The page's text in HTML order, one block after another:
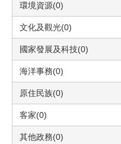
環境資源(0)
文化及觀光(0)
國家發展及科技(0)
海洋事務(0)
原住民族(0)
客家(0)
其他政務(0)